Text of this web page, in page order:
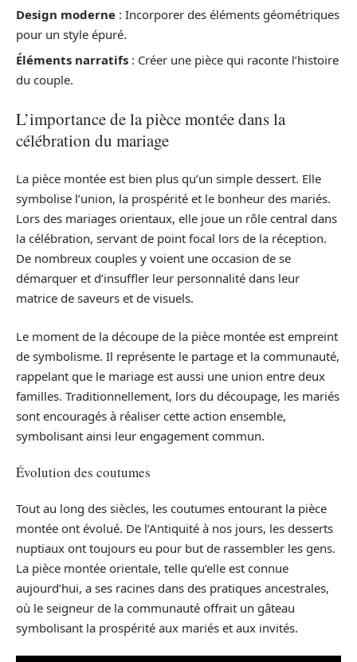
Design moderne : Incorporer des éléments géométriques
pour un style épuré.
Éléments narratifs : Créer une pièce qui raconte l’histoire
du couple.
L’importance de la pièce montée dans la
célébration du mariage
La pièce montée est bien plus qu’un simple dessert. Elle
symbolise l’union, la prospérité et le bonheur des mariés.
Lors des mariages orientaux, elle joue un rôle central dans
la célébration, servant de point focal lors de la réception.
De nombreux couples y voient une occasion de se
démarquer et d’insuffler leur personnalité dans leur
matrice de saveurs et de visuels.
Le moment de la découpe de la pièce montée est empreint
de symbolisme. Il représente le partage et la communauté,
rappelant que le mariage est aussi une union entre deux
familles. Traditionnellement, lors du découpage, les mariés
sont encouragés à réaliser cette action ensemble,
symbolisant ainsi leur engagement commun.
Évolution des coutumes
Tout au long des siècles, les coutumes entourant la pièce
montée ont évolué. De l’Antiquité à nos jours, les desserts
nuptiaux ont toujours eu pour but de rassembler les gens.
La pièce montée orientale, telle qu’elle est connue
aujourd’hui, a ses racines dans des pratiques ancestrales,
où le seigneur de la communauté offrait un gâteau
symbolisant la prospérité aux mariés et aux invités.